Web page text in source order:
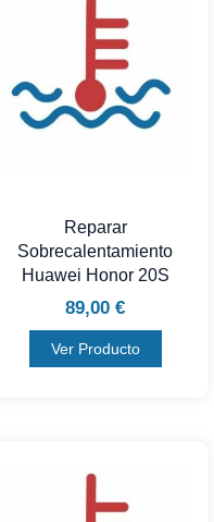
Reparar
Sobrecalentamiento
Huawei Honor 20S
89,00 €
Ver Producto